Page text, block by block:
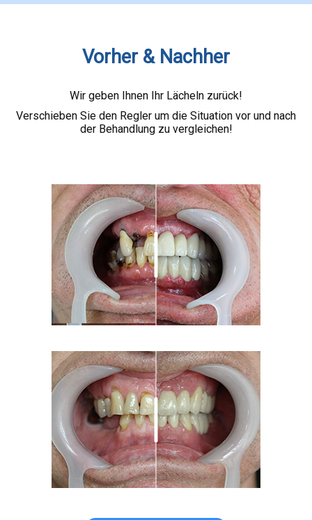
Vorher & Nachher
Wir geben Ihnen Ihr Lächeln zurück!
Verschieben Sie den Regler um die Situation vor und nach
der Behandlung zu vergleichen!